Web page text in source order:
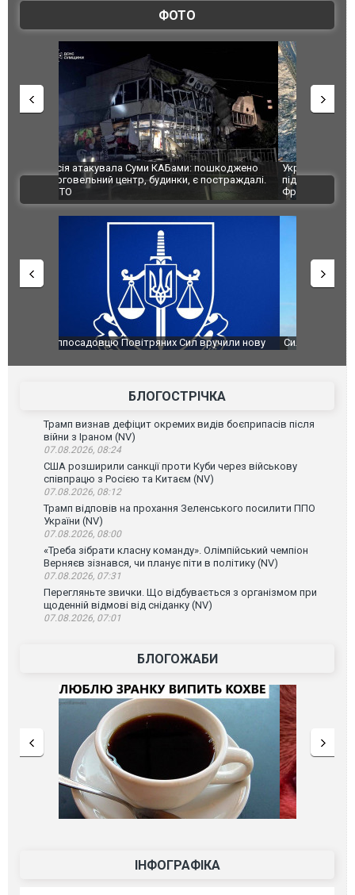
ФОТО
Українські надзвичайники врятували козуленя
під час ліквідації масштабної лісової пожежі у
Франції
СБУ за
Болгарії
ВІДЕО
Сили оборони уразили Ярославський НПЗ:
атаку. ВІДЕО
Неймар
БЛОГОСТРІЧКА
Трамп визнав дефіцит окремих видів боєприпасів після
війни з Іраном (NV)
07.08.2026, 08:24
США розширили санкції проти Куби через військову
співпрацю з Росією та Китаєм (NV)
07.08.2026, 08:12
Трамп відповів на прохання Зеленського посилити ППО
України (NV)
07.08.2026, 08:00
«Треба зібрати класну команду». Олімпійський чемпіон
Верняєв зізнався, чи планує піти в політику (NV)
07.08.2026, 07:31
Перегляньте звички. Що відбувається з організмом при
щоденній відмові від сніданку (NV)
07.08.2026, 07:01
БЛОГОЖАБИ
ІНФОГРАФІКА